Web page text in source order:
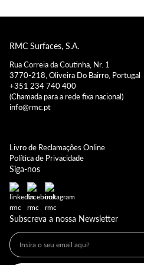
RMC Surfaces, S.A.
Rua Correia da Coutinha, Nr. 1
3770-218, Oliveira Do Bairro, Portugal
+351 234 740 400
(Chamada para a rede fixa nacional)
info@rmc.pt
Livro de Reclamações Online
Política de Privacidade
Siga-nos
Subscreva a nossa Newsletter